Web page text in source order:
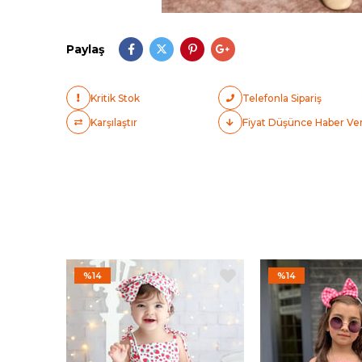
Paylaş
Kritik Stok Telefonla Sipariş
Karşılaştır
Fiyat Düşünce Haber
%14 %14